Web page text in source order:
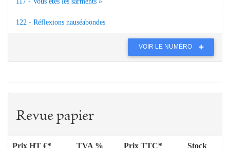
122 - Réflexions nauséabondes
VOIR LE NUMÉRO
Revue papier
Prix HT €* TVA % Prix TTC* Stock